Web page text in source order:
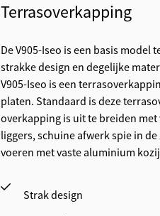
Terrasoverkapping
De V905-Iseo is een basis
strakke design en degelijke
V905-Iseo is een
platen. Standaard is deze
overkapping is uit te breiden
liggers, schuine afwerk spie in
voeren met vaste aluminium
Strak design